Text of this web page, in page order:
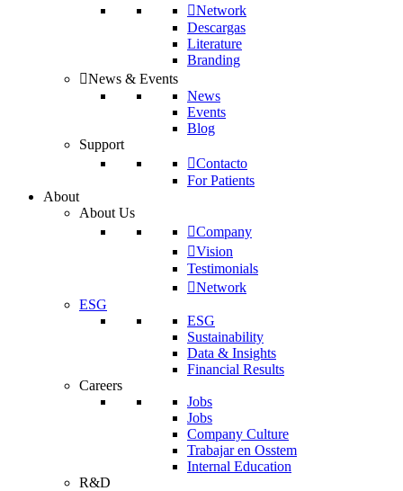
Network
Descargas
Literature
Branding
News & Events
News
Events
Blog
Support
Contacto
For Patients
About
About Us
Company
Vision
Testimonials
Network
ESG
ESG
Sustainability
Data & Insights
Financial Results
Careers
Jobs
Jobs
Company Culture
Trabajar en Osstem
Internal Education
R&D